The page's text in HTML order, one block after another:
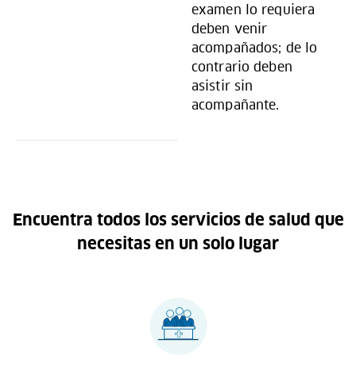
examen lo requiera
deben venir
acompañados; de lo
contrario deben
asistir sin
acompañante.
Encuentra todos los servicios de salud que
necesitas en un solo lugar